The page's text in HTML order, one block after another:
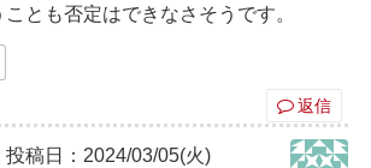
とも否定はできなさそうです。
返信
投稿日：2024/03/05(火)